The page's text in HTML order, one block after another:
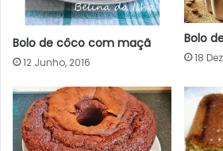
Bolo de côco com maçã
12 Junho, 2016
Bolo
18